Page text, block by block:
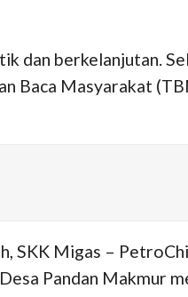
dan berkelanjutan.
Baca Masyarakat
SKK Migas –
Pandan Makmur